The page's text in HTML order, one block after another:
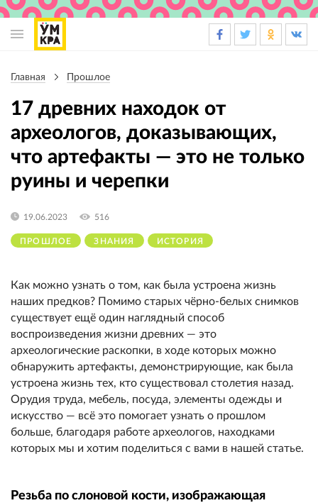
навигации
Главная Прошлое
17 древних находок от
археологов, доказывающих,
что артефакты — это не только
руины и черепки
ПРОШЛОЕ ЗНАНИЯ ИСТОРИЯ
19.06.2023 516
Как можно узнать о том, как была устроена жизнь
наших предков? Помимо старых чёрно-белых снимков
существует ещё один наглядный способ
воспроизведения жизни древних — это
археологические раскопки, в ходе которых можно
обнаружить артефакты, демонстрирующие, как была
устроена жизнь тех, кто существовал столетия назад.
Орудия труда, мебель, посуда, элементы одежды и
искусство — всё это помогает узнать о прошлом
больше, благодаря работе археологов, находками
которых мы и хотим поделиться с вами в нашей статье.
Резьба по слоновой кости, изображающая